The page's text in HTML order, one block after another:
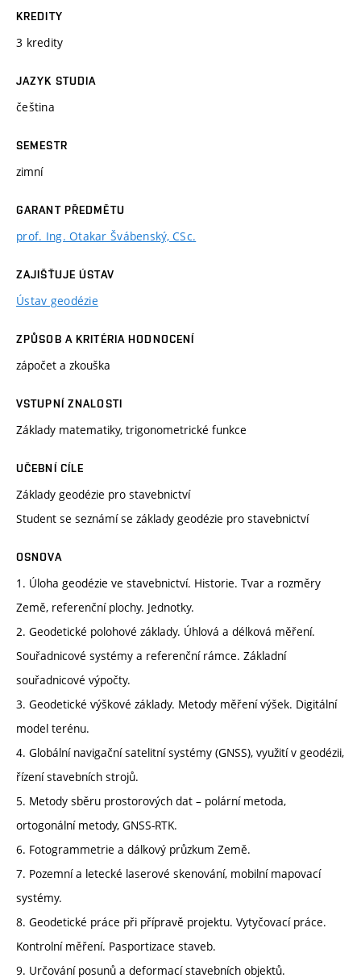
KREDITY
3 kredity
JAZYK STUDIA
čeština
SEMESTR
zimní
GARANT PŘEDMĚTU
prof. Ing. Otakar Švábenský, CSc.
ZAJIŠŤUJE ÚSTAV
Ústav geodézie
ZPŮSOB A KRITÉRIA HODNOCENÍ
zápočet a zkouška
VSTUPNÍ ZNALOSTI
Základy matematiky, trigonometrické funkce
UČEBNÍ CÍLE
Základy geodézie pro stavebnictví
Student se seznámí se základy geodézie pro stavebnictví
OSNOVA
1. Úloha geodézie ve stavebnictví. Historie. Tvar a rozměry
Země, referenční plochy. Jednotky.
2. Geodetické polohové základy. Úhlová a délková měření.
Souřadnicové systémy a referenční rámce. Základní
souřadnicové výpočty.
3. Geodetické výškové základy. Metody měření výšek. Digitální
model terénu.
4. Globální navigační satelitní systémy (GNSS), využití v geodézii,
řízení stavebních strojů.
5. Metody sběru prostorových dat – polární metoda,
ortogonální metody, GNSS-RTK.
6. Fotogrammetrie a dálkový průzkum Země.
7. Pozemní a letecké laserové skenování, mobilní mapovací
systémy.
8. Geodetické práce při přípravě projektu. Vytyčovací práce.
Kontrolní měření. Pasportizace staveb.
9. Určování posunů a deformací stavebních objektů.